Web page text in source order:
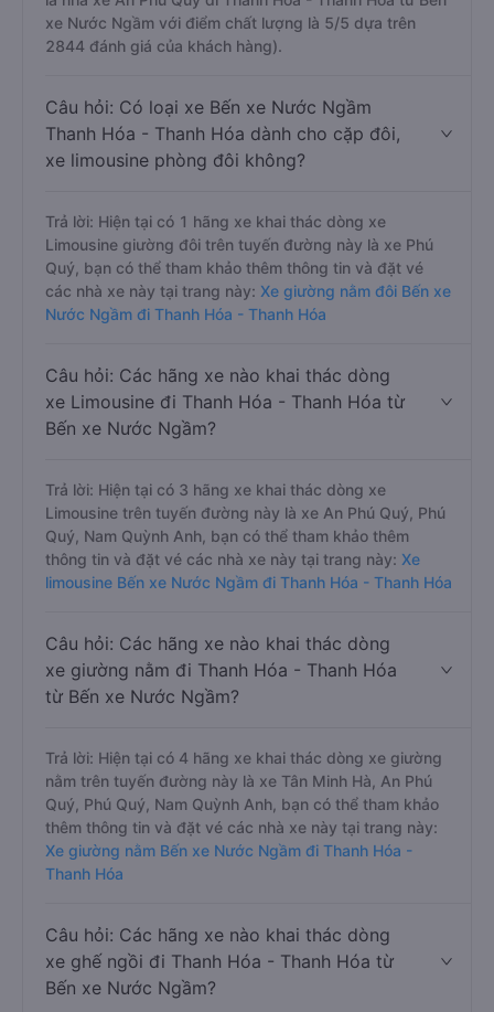
xe Nước Ngầm với điểm chất lượng là 5/5 dựa trên
2844 đánh giá của khách hàng).
Câu hỏi: Có loại xe Bến xe Nước Ngầm
Thanh Hóa - Thanh Hóa dành cho cặp đôi,
xe limousine phòng đôi không?
Trả lời: Hiện tại có 1 hãng xe khai thác dòng xe
Limousine giường đôi trên tuyến đường này là xe Phú
Quý, bạn có thể tham khảo thêm thông tin và đặt vé
các nhà xe này tại trang này: Xe giường nằm đôi Bến xe
Nước Ngầm đi Thanh Hóa - Thanh Hóa
Câu hỏi: Các hãng xe nào khai thác dòng
xe Limousine đi Thanh Hóa - Thanh Hóa từ
Bến xe Nước Ngầm?
Trả lời: Hiện tại có 3 hãng xe khai thác dòng xe
Limousine trên tuyến đường này là xe An Phú Quý, Phú
Quý, Nam Quỳnh Anh, bạn có thể tham khảo thêm
thông tin và đặt vé các nhà xe này tại trang này: Xe
limousine Bến xe Nước Ngầm đi Thanh Hóa - Thanh Hóa
Câu hỏi: Các hãng xe nào khai thác dòng
xe giường nằm đi Thanh Hóa - Thanh Hóa
từ Bến xe Nước Ngầm?
Trả lời: Hiện tại có 4 hãng xe khai thác dòng xe giường
nằm trên tuyến đường này là xe Tân Minh Hà, An Phú
Quý, Phú Quý, Nam Quỳnh Anh, bạn có thể tham khảo
thêm thông tin và đặt vé các nhà xe này tại trang này:
Xe giường nằm Bến xe Nước Ngầm đi Thanh Hóa -
Thanh Hóa
Câu hỏi: Các hãng xe nào khai thác dòng
xe ghế ngồi đi Thanh Hóa - Thanh Hóa từ
Bến xe Nước Ngầm?